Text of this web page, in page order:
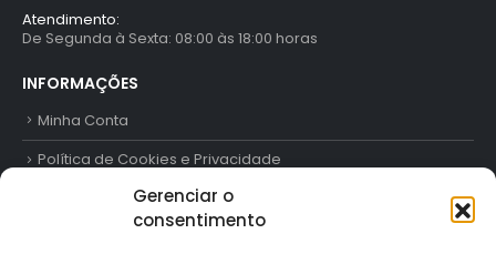
Gerenciar o
consentimento
Atendimento:
De Segunda à Sexta: 08:00 às 18:00 horas
INFORMAÇÕES
Minha Conta
Política de Cookies e Privacidade
Trabalhe Conosco